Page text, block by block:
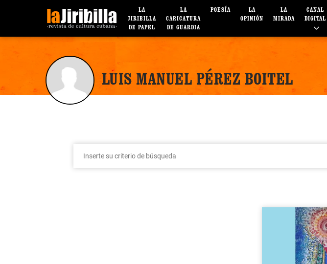
LA
JIRIBILLA
DE PAPEL
LA
CARICATURA
DE GUARDIA
POESÍA
LA
OPINIÓN
LA
MIRADA
CANAL
DIGITAL
LUIS MANUEL PÉREZ BOITEL